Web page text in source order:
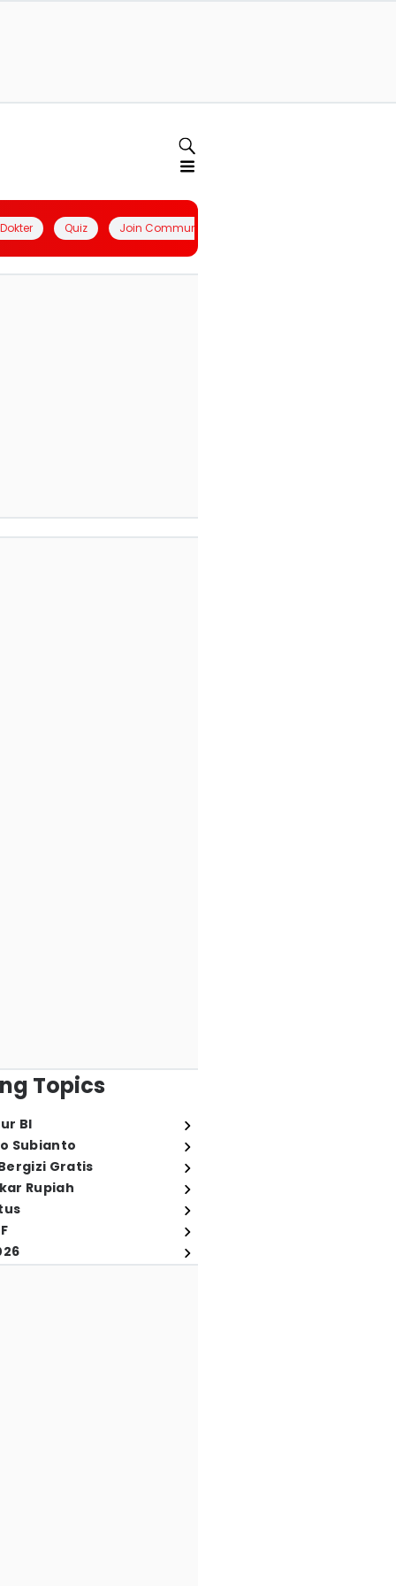
Quiz Join Community
Topics
BI
Subianto
Gratis
Rupiah